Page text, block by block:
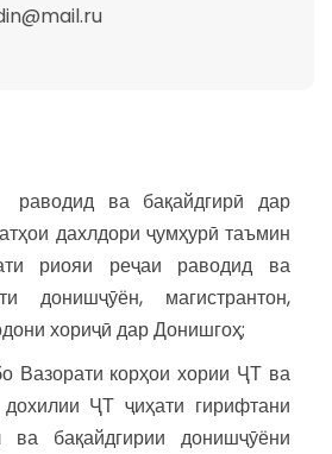
ва бақайдгирӣ дар
дахлдори ҷумҳурӣ таъмин
риояи реҷаи раводид ва
донишҷӯён, магистрантон,
хориҷӣ дар Донишгоҳ;
корҳои хории ҶТ ва
ҶТ ҷиҳати гирифтани
ва бақайдгирии донишҷӯёни